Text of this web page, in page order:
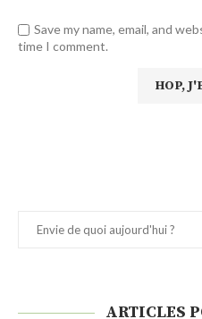
Save my name, email, and
time I comment.
ARTICLES